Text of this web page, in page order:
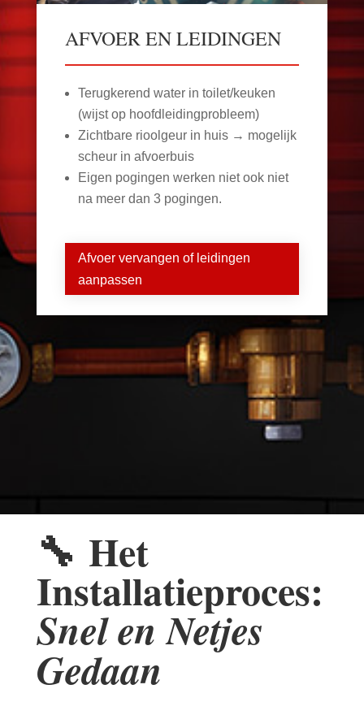
AFVOER EN LEIDINGEN
Terugkerend water in toilet/keuken
(wijst op hoofdleidingprobleem)
Zichtbare rioolgeur in huis → mogelijk
scheur in afvoerbuis
Eigen pogingen werken niet ook niet
na meer dan 3 pogingen.
Afvoer vervangen of leidingen
aanpassen
🔧 Het
Installatieproces:
Snel en Netjes
Gedaan